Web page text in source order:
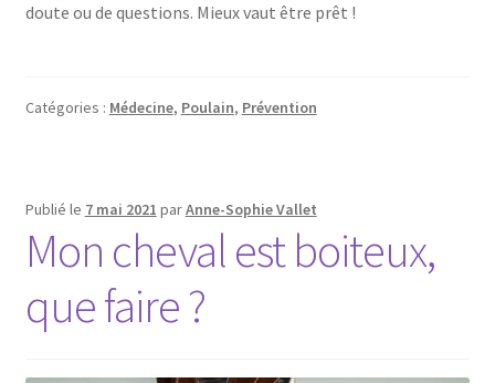
doute ou de questions. Mieux vaut être prêt !
Catégories : Médecine, Poulain, Prévention
Publié le 7 mai 2021 parAnne-Sophie Vallet
Mon cheval est boiteux,
que faire ?